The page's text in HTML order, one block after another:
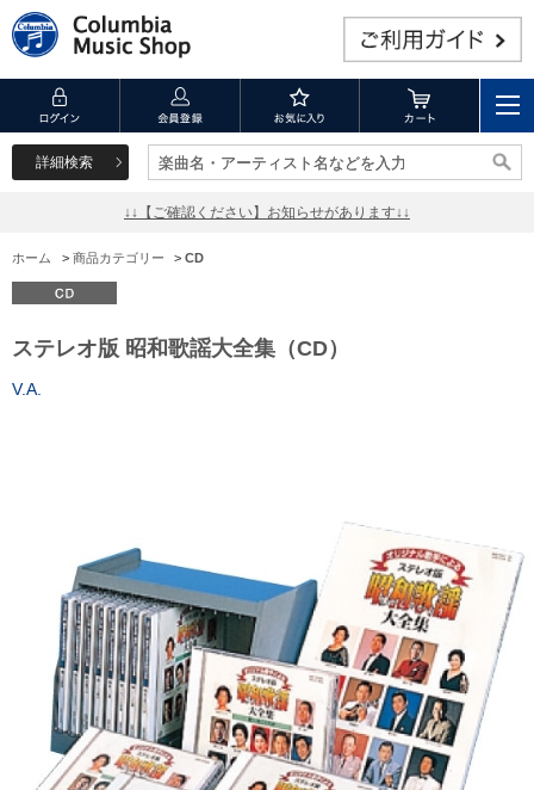
詳細検索 楽曲名・アーティスト名などを入力
楽曲名・アーティスト名などを入力
↓↓【ご確認ください】お知らせがあります↓↓
ホーム > 商品カテゴリー > CD
ステレオ版 昭和歌謡大全集（CD）
V.A.